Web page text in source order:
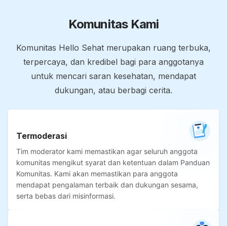
Komunitas Kami
Komunitas Hello Sehat merupakan ruang terbuka,
terpercaya, dan kredibel bagi para anggotanya
untuk mencari saran kesehatan, mendapat
dukungan, atau berbagi cerita.
Termoderasi
Tim moderator kami memastikan agar seluruh anggota
komunitas mengikut syarat dan ketentuan dalam Panduan
Komunitas. Kami akan memastikan para anggota
mendapat pengalaman terbaik dan dukungan sesama,
serta bebas dari misinformasi.